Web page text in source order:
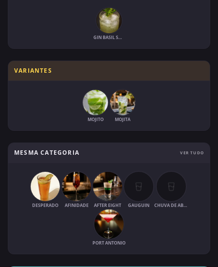
GIN BASIL SMASH
VARIANTES
MOJITO MOJITA
MESMA CATEGORIA VER TUDO
DESPERADO AFINIDADE AFTER EIGHT GAUGUIN CHUVA DE ABRIL
PORT ANTONIO